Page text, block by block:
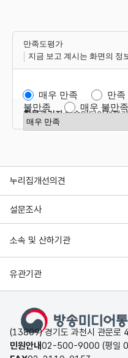
만족도평가
지금 보고 계시는 화면의 정
매우 만족 만족
불만족
매우 불만족
만족도 점수 선택
항목관리자방송미디어정책
누리집개선의견
설문조사
소속 및 산하기관
유관기관
(13809) 경기도 과천시 관문로
민원안내02-500-9000 (평일